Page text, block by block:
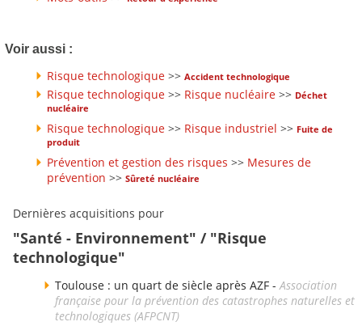
Voir aussi :
Risque technologique >> Accident technologique
Risque technologique >> Risque nucléaire >> Déchet
nucléaire
Risque technologique >> Risque industriel >> Fuite de
produit
Prévention et gestion des risques >> Mesures de
prévention >> Sûreté nucléaire
Dernières acquisitions pour
"Santé - Environnement" / "Risque
technologique"
Toulouse : un quart de siècle après AZF -Association
française pour la prévention des catastrophes naturelles et
technologiques (AFPCNT)